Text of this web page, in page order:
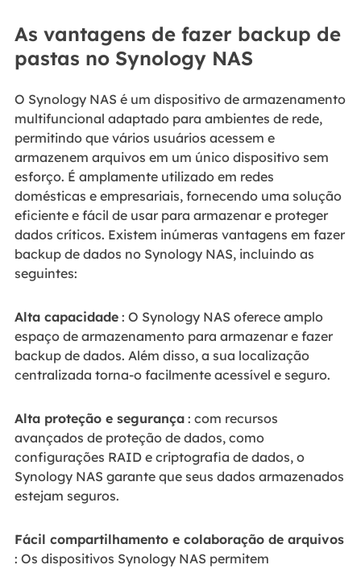
As vantagens de fazer backup de
pastas no Synology NAS
O Synology NAS é um dispositivo de armazenamento
multifuncional adaptado para ambientes de rede,
permitindo que vários usuários acessem e
armazenem arquivos em um único dispositivo sem
esforço. É amplamente utilizado em redes
domésticas e empresariais, fornecendo uma solução
eficiente e fácil de usar para armazenar e proteger
dados críticos. Existem inúmeras vantagens em fazer
backup de dados no Synology NAS, incluindo as
seguintes:
Alta capacidade: O Synology NAS oferece amplo
espaço de armazenamento para armazenar e fazer
backup de dados. Além disso, a sua localização
centralizada torna-o facilmente acessível e seguro.
Alta proteção e segurança: com recursos
avançados de proteção de dados, como
configurações RAID e criptografia de dados, o
Synology NAS garante que seus dados armazenados
estejam seguros.
Fácil compartilhamento e colaboração de arquivos
: Os dispositivos Synology NAS permitem